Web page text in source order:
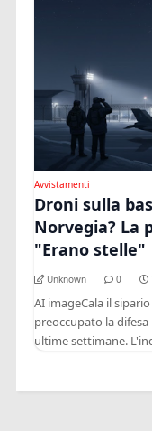
Avvistamenti
Droni sulla
Norvegia? La
"Erano stelle"
Unknown 0
AI imageCala il
preoccupato la
ultime settimane.